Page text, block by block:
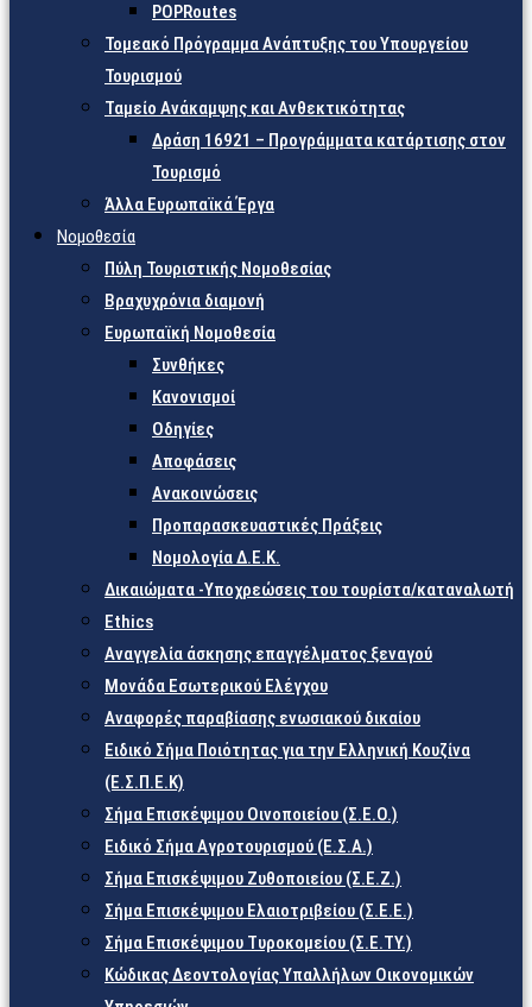
POPRoutes
Τομεακό Πρόγραμμα Ανάπτυξης του Υπουργείου
Τουρισμού
Ταμείο Ανάκαμψης και Ανθεκτικότητας
Δράση 16921 – Προγράμματα κατάρτισης στον
Τουρισμό
Άλλα Ευρωπαϊκά Έργα
Νομοθεσία
Πύλη Τουριστικής Νομοθεσίας
Βραχυχρόνια διαμονή
Ευρωπαϊκή Νομοθεσία
Συνθήκες
Κανονισμοί
Οδηγίες
Αποφάσεις
Ανακοινώσεις
Προπαρασκευαστικές Πράξεις
Νομολογία Δ.Ε.Κ.
Δικαιώματα -Υποχρεώσεις του τουρίστα/καταναλωτή
Ethics
Αναγγελία άσκησης επαγγέλματος ξεναγού
Μονάδα Εσωτερικού Ελέγχου
Αναφορές παραβίασης ενωσιακού δικαίου
Ειδικό Σήμα Ποιότητας για την Ελληνική Κουζίνα
(Ε.Σ.Π.Ε.Κ)
Σήμα Επισκέψιμου Οινοποιείου (Σ.Ε.Ο.)
Ειδικό Σήμα Αγροτουρισμού (Ε.Σ.Α.)
Σήμα Επισκέψιμου Ζυθοποιείου (Σ.Ε.Ζ.)
Σήμα Επισκέψιμου Ελαιοτριβείου (Σ.Ε.Ε.)
Σήμα Επισκέψιμου Τυροκομείου (Σ.Ε.TY.)
Κώδικας Δεοντολογίας Υπαλλήλων Οικονομικών